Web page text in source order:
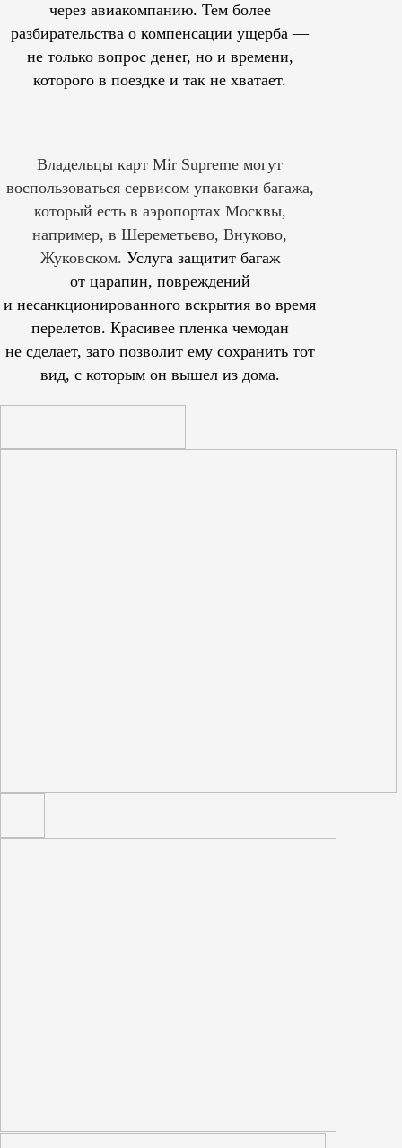
через авиакомпанию. Тем более
разбирательства о компенсации ущерба —
не только вопрос денег, но и времени,
которого в поездке и так не хватает.
Владельцы карт Mir Supreme могут
воспользоваться сервисом упаковки багажа,
который есть в аэропортах Москвы,
например, в Шереметьево, Внуково,
Жуковском. Услуга защитит багаж
от царапин, повреждений
и несанкционированного вскрытия во время
перелетов. Красивее пленка чемодан
не сделает, зато позволит ему сохранить тот
вид, с которым он вышел из дома.